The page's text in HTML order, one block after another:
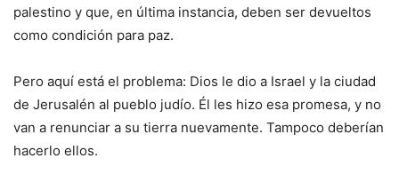
palestino y que, en última instancia, deben ser devueltos
como condición para paz.
Pero aquí está el problema: Dios le dio a Israel y la ciudad
de Jerusalén al pueblo judío. Él les hizo esa promesa, y no
van a renunciar a su tierra nuevamente. Tampoco deberían
hacerlo ellos.